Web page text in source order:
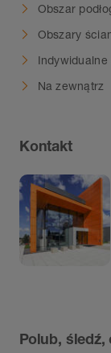
Obszar
Obszary
Na zewnątrz
Kontakt
Polub, śledź,